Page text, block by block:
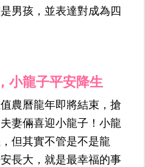
男孩，並表達對成為四
小龍子平安降生
農曆龍年即將結束，搶
妻倆喜迎小龍子！小龍
但其實不管是不是龍
長大，就是最幸福的事